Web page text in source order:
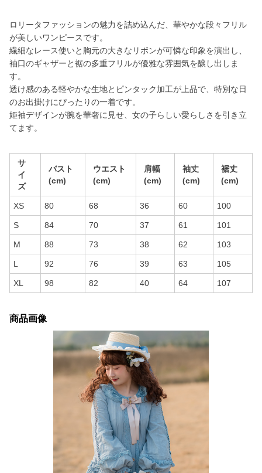
ロリータファッションの魅力を詰め込んだ、華やかな段々フリル
が美しいワンピースです。
繊細なレース使いと胸元の大きなリボンが可憐な印象を演出し、
袖口のギャザーと裾の多重フリルが優雅な雰囲気を醸し出しま
す。
透け感のある軽やかな生地とピンタック加工が上品で、特別な日
のお出掛けにぴったりの一着です。
姫袖デザインが腕を華奢に見せ、女の子らしい愛らしさを引き立
てます。
サ
イ
ズ
バスト
(cm)
ウエスト
(cm)
肩幅
(cm)
袖丈
(cm)
裾丈
(cm)
XS 80 68 36 60 100
S 84 70 37 61 101
M 88 73 38 62 103
L 92 76 39 63 105
XL 98 82 40 64 107
商品画像